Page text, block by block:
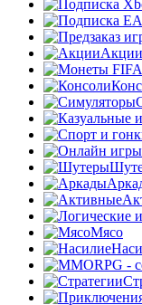
Акции
Мясо